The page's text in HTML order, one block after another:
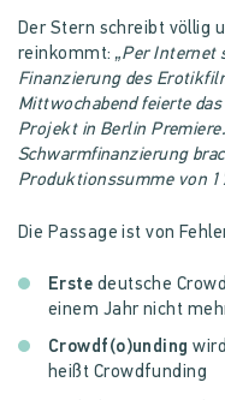
Der Stern schreibt völlig
reinkommt: „Per Internet
Finanzierung des
Mittwochabend feierte
Projekt in Berlin
Schwarmfinanzierung
Produktionssumme von
Die Passage ist von
Erste deutsche
einem Jahr nicht
Crowdf(o)unding
heißt Crowdfunding